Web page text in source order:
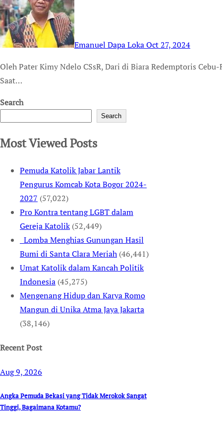
Emanuel Dapa LokaOct 27, 2024
Oleh Pater Kimy Ndelo CSsR, Dari di Biara Redemptoris Cebu-Filipina Kisah ini terjadi sebelum perang dunia II.
Saat…
Search
Search
Most Viewed Posts
Pemuda Katolik Jabar Lantik
Pengurus Komcab Kota Bogor 2024-
2027 (57,022)
Pro Kontra tentang LGBT dalam
Gereja Katolik (52,449)
Lomba Menghias Gunungan Hasil
Bumi di Santa Clara Meriah (46,441)
Umat Katolik dalam Kancah Politik
Indonesia (45,275)
Mengenang Hidup dan Karya Romo
Mangun di Unika Atma Jaya Jakarta
(38,146)
Recent Post
Aug 9, 2026
Angka Pemuda Bekasi yang Tidak Merokok Sangat
Tinggi, Bagaimana Kotamu?